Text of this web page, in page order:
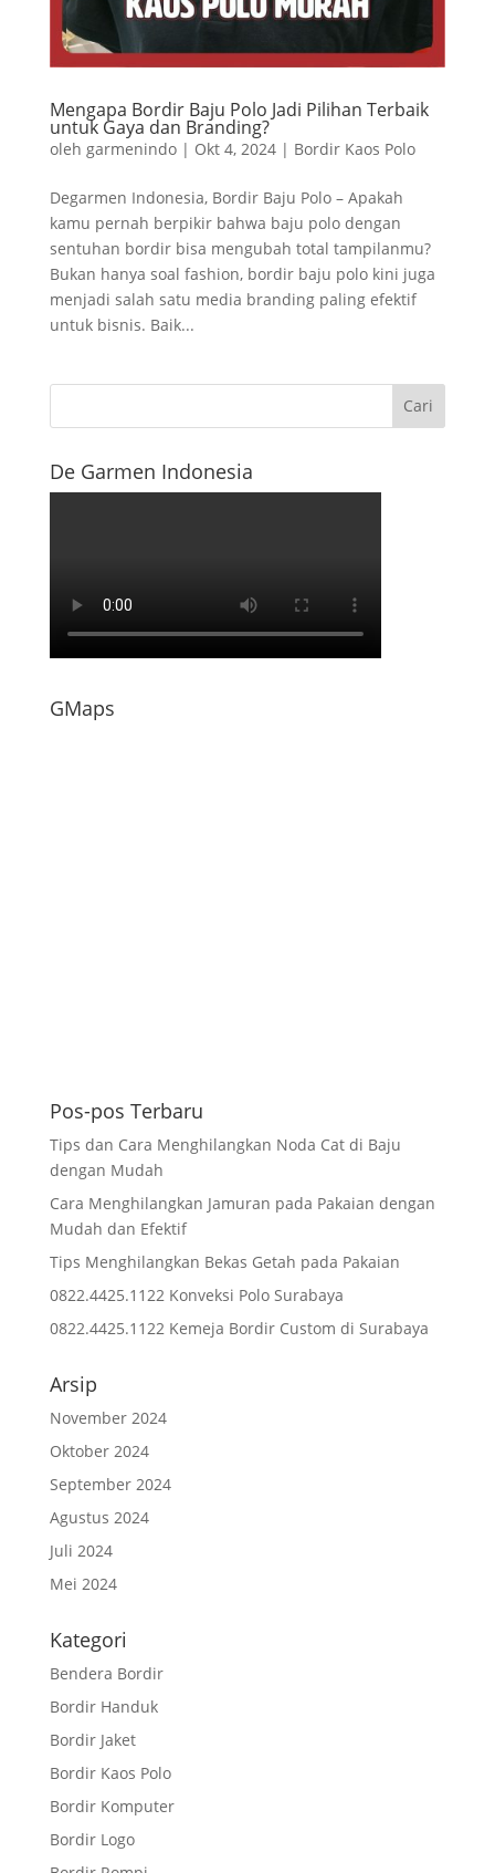
Mengapa Bordir Baju Polo Jadi Pilihan Terbaik
untuk Gaya dan Branding?
oleh garmenindo| Okt 4, 2024| Bordir Kaos Polo
Degarmen Indonesia, Bordir Baju Polo – Apakah
kamu pernah berpikir bahwa baju polo dengan
sentuhan bordir bisa mengubah total tampilanmu?
Bukan hanya soal fashion, bordir baju polo kini juga
menjadi salah satu media branding paling efektif
untuk bisnis. Baik...
De Garmen Indonesia
GMaps
Pos-pos Terbaru
Tips dan Cara Menghilangkan Noda Cat di Baju
dengan Mudah
Cara Menghilangkan Jamuran pada Pakaian dengan
Mudah dan Efektif
Tips Menghilangkan Bekas Getah pada Pakaian
0822.4425.1122 Konveksi Polo Surabaya
0822.4425.1122 Kemeja Bordir Custom di Surabaya
Arsip
November 2024
Oktober 2024
September 2024
Agustus 2024
Juli 2024
Mei 2024
Kategori
Bendera Bordir
Bordir Handuk
Bordir Jaket
Bordir Kaos Polo
Bordir Komputer
Bordir Logo